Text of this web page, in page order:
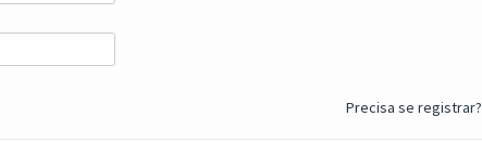
Precisa se registrar?